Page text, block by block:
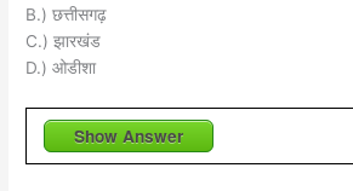
B.) छत्तीसगढ़
C.) झारखंड
D.) ओडीशा
Show Answer